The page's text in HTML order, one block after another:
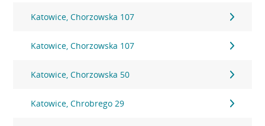
Katowice, Chorzowska 107
Katowice, Chorzowska 107
Katowice, Chorzowska 50
Katowice, Chrobrego 29